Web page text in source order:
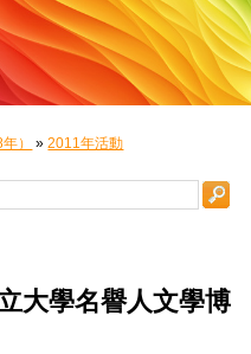
） »2011年活動
大學名譽人文學博